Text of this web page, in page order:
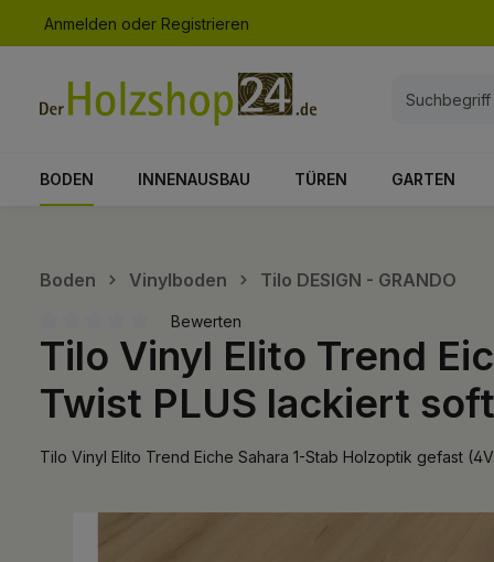
Zur Hauptnavigation springen
Anmelden oder Registrieren
BODEN INNENAUSBAU TÜREN GARTEN
Boden Vinylboden Tilo DESIGN - GRANDO
Durchschnittliche Bewertung von 0 von 5 Sternen
Bewerten
Tilo Vinyl Elito Trend
Twist PLUS lackiert
Tilo Vinyl Elito Trend Eiche Sahara 1-Stab Holzoptik gefast